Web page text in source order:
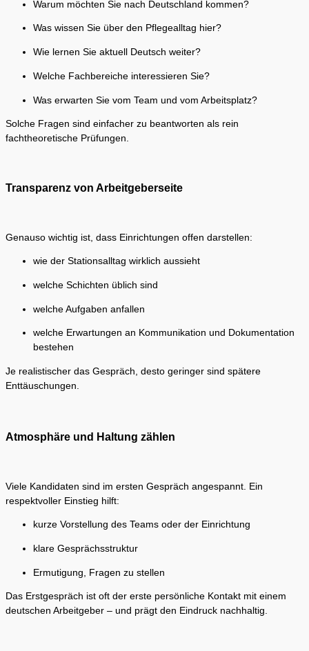
Warum möchten Sie nach Deutschland kommen?
Was wissen Sie über den Pflegealltag hier?
Wie lernen Sie aktuell Deutsch weiter?
Welche Fachbereiche interessieren Sie?
Was erwarten Sie vom Team und vom Arbeitsplatz?
Solche Fragen sind einfacher zu beantworten als rein
fachtheoretische Prüfungen.
Transparenz von Arbeitgeberseite
Genauso wichtig ist, dass Einrichtungen offen darstellen:
wie der Stationsalltag wirklich aussieht
welche Schichten üblich sind
welche Aufgaben anfallen
welche Erwartungen an Kommunikation und Dokumentation
bestehen
Je realistischer das Gespräch, desto geringer sind spätere
Enttäuschungen.
Atmosphäre und Haltung zählen
Viele Kandidaten sind im ersten Gespräch angespannt. Ein
respektvoller Einstieg hilft:
kurze Vorstellung des Teams oder der Einrichtung
klare Gesprächsstruktur
Ermutigung, Fragen zu stellen
Das Erstgespräch ist oft der erste persönliche Kontakt mit einem
deutschen Arbeitgeber – und prägt den Eindruck nachhaltig.